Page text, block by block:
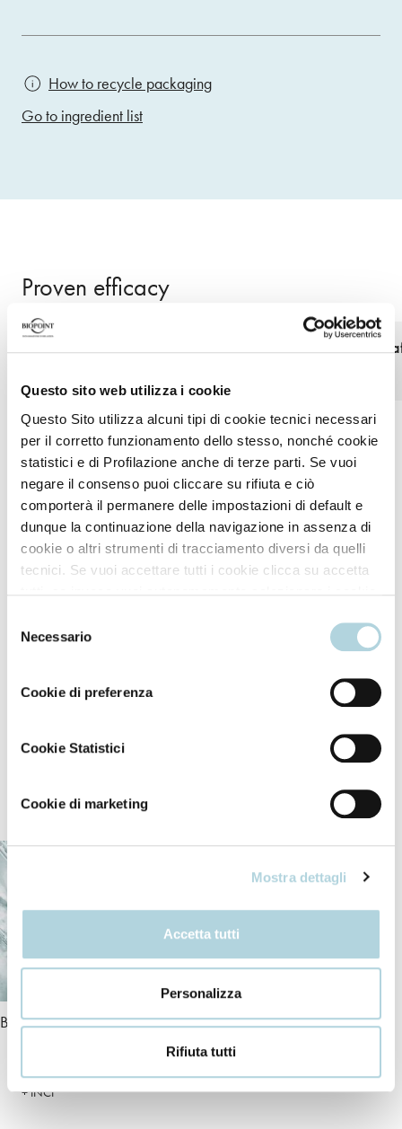
Questo sito web utilizza i cookie
Questo Sito utilizza alcuni tipi di cookie tecnici necessari
per il corretto funzionamento dello stesso, nonché cookie
statistici e di Profilazione anche di terze parti. Se vuoi
negare il consenso puoi cliccare su rifiuta e ciò
comporterà il permanere delle impostazioni di default e
dunque la continuazione della navigazione in assenza di
cookie o altri strumenti di tracciamento diversi da quelli
tecnici. Se vuoi accettare tutti i cookie clicca su accetta
più consulta la
delNecessario
Cookie di preferenza
Cookie Statistici
Cookie di marketing
Mostra dettagli
Accetta tutti
Personalizza
Rifiuta tutti
How to recycle packaging
Go to ingredient list
Proven efficacy
72h of hydration after a single
+74% hydration
*Instrumental tests (Full Nutritive Shampoo and Mask).
How to use
Apply to damp hair, massaging with water until a rich
Rinse thoroughly with lukewarm water.
Our ingredients
Bio-Peptide Complex Shea butter
+ INCI